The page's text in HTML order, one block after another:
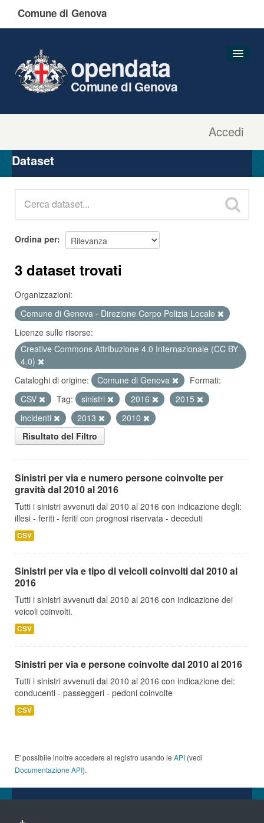
Comune di Genova
Accedi
opendata
Comune di Genova
Organizzazioni
Gruppi
Dataset
Ordina per
3 dataset trovati
Organizzazioni:
Comune di Genova - Direzione Corpo Polizia Locale
Licenze sulle risorse:
Creative Commons Attribuzione 4.0 Internazionale (CC BY
4.0)
Cataloghi di origine:
Comune di Genova
Formati:
CSV
Tag: sinistri 2016
2015
incidenti
2013
2010
Risultato del Filtro
Sinistri per via e numero persone coinvolte per
gravità dal 2010 al 2016
Tutti i sinistri avvenuti dal 2010 al 2016 con indicazione degli:
illesi - feriti - feriti con prognosi riservata - deceduti
CSV
Sinistri per via e tipo di veicoli coinvolti dal 2010 al
2016
Tutti i sinistri avvenuti dal 2010 al 2016 con indicazione dei
veicoli coinvolti.
CSV
Sinistri per via e persone coinvolte dal 2010 al 2016
Tutti i sinistri avvenuti dal 2010 al 2016 con indicazione dei:
conducenti - passeggeri - pedoni coinvolte
CSV
E' possibile inoltre accedere al registro usando le API (vedi
Documentazione API).